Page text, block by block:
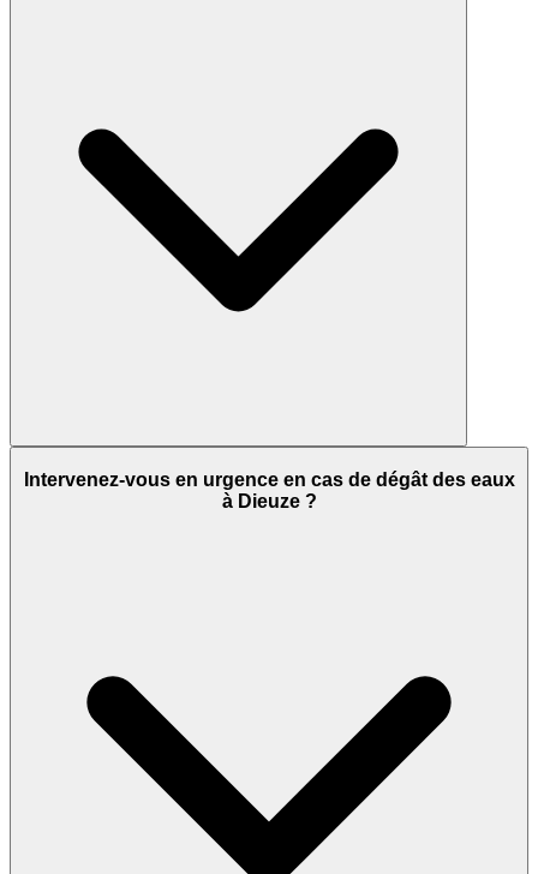
Intervenez-vous en urgence en cas de dégât des eaux
à Dieuze ?